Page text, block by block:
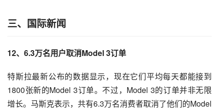
三、 国际新闻
12、6.3万名用户取消Model 3订单
特斯拉最新公布的数据显示，现在它们平均每天都能接到
1800张新的Model 3订单。不过，Model 3的订单并非无限
增长。 马斯克表示，共有6.3万名消费者取消了他们的Model